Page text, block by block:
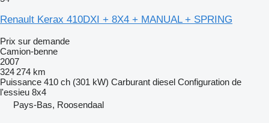
Renault Kerax 410DXI + 8X4 + MANUAL + SPRING
Prix sur demande
Camion-benne
2007
324 274 km
Puissance 410 ch (301 kW) Carburant diesel Configuration de
l'essieu 8x4
Pays-Bas, Roosendaal